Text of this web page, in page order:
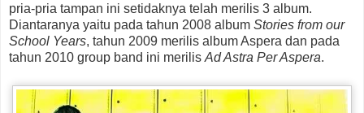
pria-pria tampan ini setidaknya telah merilis 3 album.
Diantaranya yaitu pada tahun 2008 album Stories from our
School Years, tahun 2009 merilis album Aspera dan pada
tahun 2010 group band ini merilis Ad Astra Per Aspera.